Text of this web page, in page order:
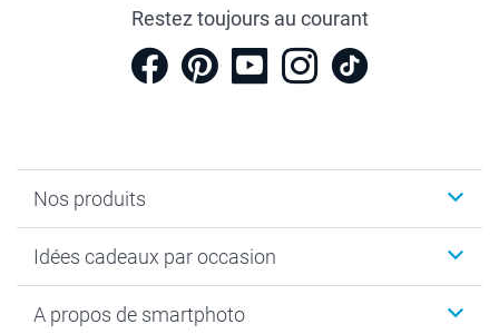
Restez toujours au courant
Nos produits
Calendrier photo & Agenda photo
Tirage photo & agrandissement
Idées cadeaux par occasion
Anniversaire
A propos de smartphoto